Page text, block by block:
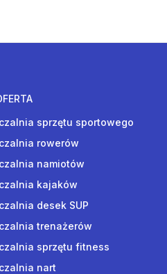
sprzętu sportowego
rowerów
namiotów
kajaków
desek SUP
trenażerów
sprzętu fitness
nart